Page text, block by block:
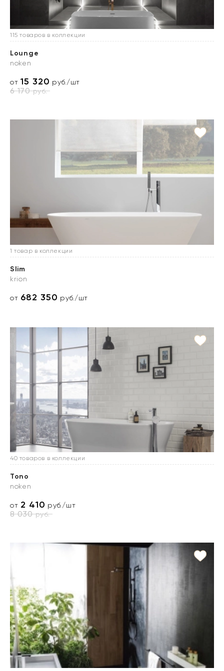
115 товаров в коллекции
Lounge
noken
от15 320 руб./шт
6 170руб.
1 товар в коллекции
Slim
krion
от 682 350 руб./шт
40 товаров в коллекции
Tono
noken
от 2 410 руб./шт
8 030руб.